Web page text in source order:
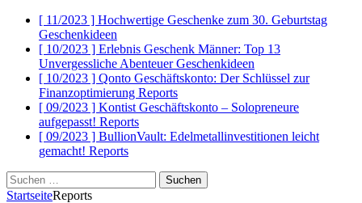
[ 11/2023 ] Hochwertige Geschenke zum 30. Geburtstag
Geschenkideen
[ 10/2023 ] Erlebnis Geschenk Männer: Top 13
Unvergessliche AbenteuerGeschenkideen
[ 10/2023 ] Qonto Geschäftskonto: Der Schlüssel zur
Finanzoptimierung Reports
[ 09/2023 ] Kontist Geschäftskonto – Solopreneure
aufgepasst! Reports
[ 09/2023 ] BullionVault: Edelmetallinvestitionen leicht
gemacht! Reports
Suchen
nach:
StartseiteReports